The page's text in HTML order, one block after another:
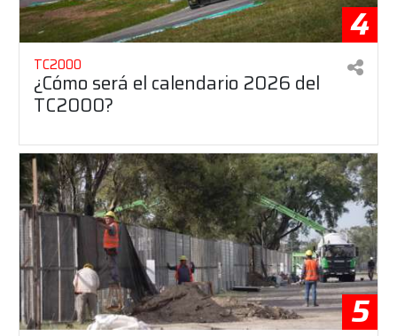
4
TC2000
¿Cómo será el calendario 2026 del
TC2000?
5